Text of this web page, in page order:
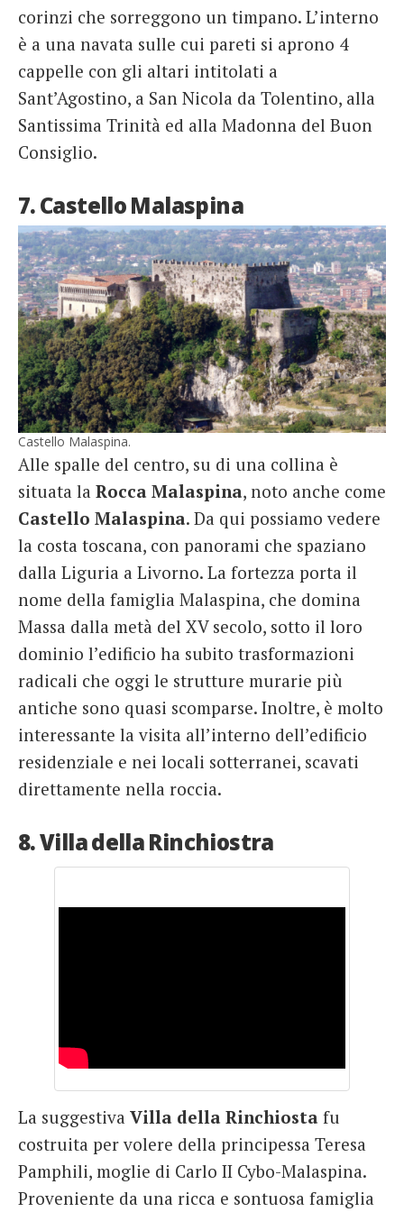
corinzi che sorreggono un timpano. L’interno
è a una navata sulle cui pareti si aprono 4
cappelle con gli altari intitolati a
Sant’Agostino, a San Nicola da Tolentino, alla
Santissima Trinità ed alla Madonna del Buon
Consiglio.
7. Castello Malaspina
Castello Malaspina.
Alle spalle del centro, su di una collina è
situata la Rocca Malaspina, noto anche come
Castello Malaspina. Da qui possiamo vedere
la costa toscana, con panorami che spaziano
dalla Liguria a Livorno. La fortezza porta il
nome della famiglia Malaspina, che domina
Massa dalla metà del XV secolo, sotto il loro
dominio l’edificio ha subito trasformazioni
radicali che oggi le strutture murarie più
antiche sono quasi scomparse. Inoltre, è molto
interessante la visita all’interno dell’edificio
residenziale e nei locali sotterranei, scavati
direttamente nella roccia.
8. Villa della Rinchiostra
La suggestiva Villa della Rinchiosta fu
costruita per volere della principessa Teresa
Pamphili, moglie di Carlo II Cybo-Malaspina.
Proveniente da una ricca e sontuosa famiglia